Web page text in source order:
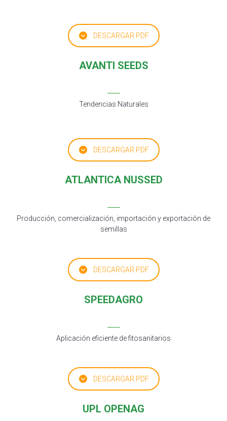
DESCARGAR PDF
AVANTI SEEDS
Tendencias Naturales
DESCARGAR PDF
ATLANTICA NUSSED
Producción, comercialización, importación y exportación de
semillas
DESCARGAR PDF
SPEEDAGRO
Aplicación eficiente de fitosanitarios
DESCARGAR PDF
UPL OPENAG